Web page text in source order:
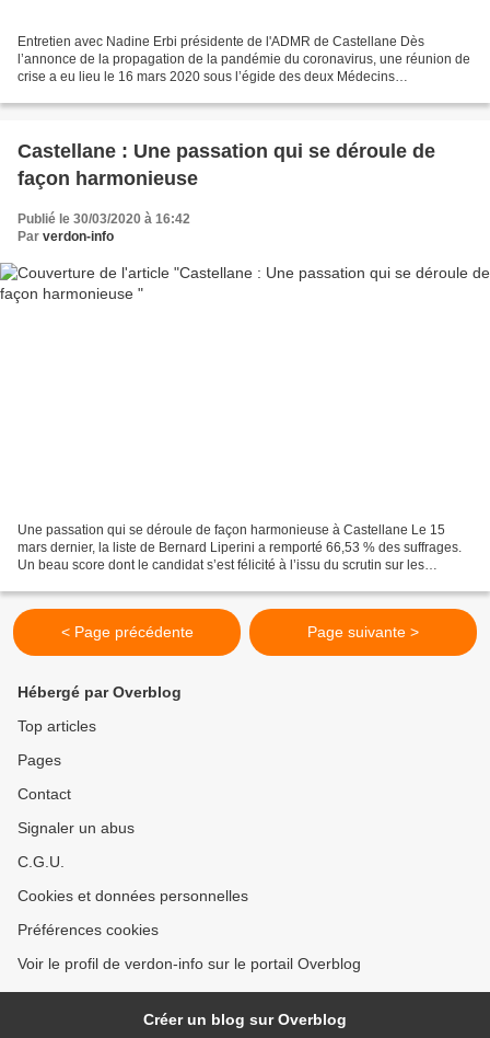
Entretien avec Nadine Erbi présidente de l'ADMR de Castellane Dès
l’annonce de la propagation de la pandémie du coronavirus, une réunion de
crise a eu lieu le 16 mars 2020 sous l’égide des deux Médecins
Castellane : Une passation qui se déroule de
façon harmonieuse
Publié le 30/03/2020 à 16:42
Par verdon-info
Une passation qui se déroule de façon harmonieuse à Castellane Le 15
mars dernier, la liste de Bernard Liperini a remporté 66,53 % des suffrages.
Un beau score dont le candidat s’est félicité à l’issu du scrutin sur les
< Page précédente Page suivante >
Hébergé par Overblog
Top articles
Pages
Contact
Signaler un abus
C.G.U.
Cookies et données personnelles
Préférences cookies
Voir le profil de verdon-info sur le portail Overblog
Créer un blog sur Overblog